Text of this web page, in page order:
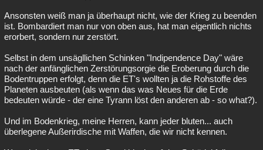
Ansonsten weiß man ja überhaupt nicht, wie der Krieg zu beenden
ist. Bombardiert man nur von oben aus, hat man eigentlich nichts
erorbert, sondern nur zerstört.
Selbst in dem unsägllichen Schinken "Indipendence Day" wäre
nach der anfänglichen Zerstörungsorgie die Eroberung durch die
Bodentruppen erfolgt, denn die ET's wollten ja die Rohstoffe des
Planeten ausbeuten (als wenn das was Neues für die Erde
bedeuten würde - der eine Tyrann löst den anderen ab - so what?).
Und im Bodenkrieg, meine Herren, kann jeder bluten... auch
überlegene Außerirdische mit Waffen, die wir nicht kennen.